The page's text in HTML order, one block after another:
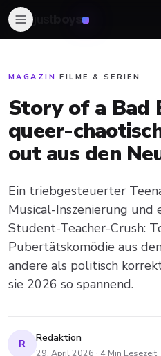
boys
MAGAZIN ·FILME & SERIEN
Story of a Bad
queer-
out aus den
Ein triebgesteuerter
Musical-Inszenierung und
Student-Teacher-Crush:
Pubertätskomödie aus
andere als politisch
sie 2026 so spannend.
R Redaktion
29. April 2026 · 4 Min Lesezeit